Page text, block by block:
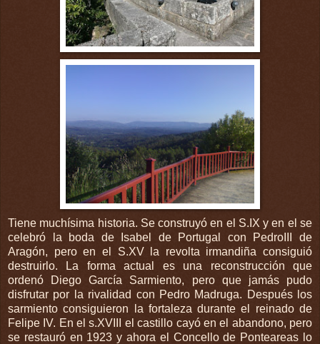
Tiene muchísima historia. Se construyó en el S. IX y en el se
celebró la boda de Isabel de Portugal con PedroIII
de
Aragón, pero en el S.XVla revolta irmandiña consiguió
destruirlo. La forma actual es una reconstrucción que
ordenó Diego García Sarmiento, pero que jamás pudo
disfrutar por la rivalidad con Pedro Madruga. Después los
sarmiento consiguieron la fortaleza durante el reinado de
Felipe IV. En el s.XVIII
el castillo cayó en el abandono, pero
se restauró en 1923 y ahora el Concellode Ponteareas lo